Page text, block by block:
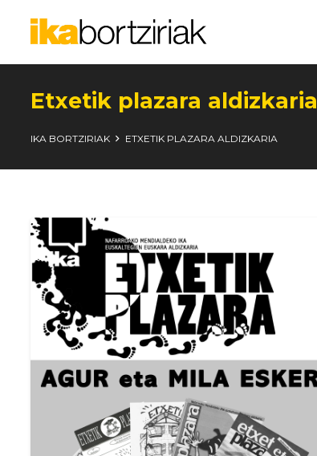
Etxetik plazara aldizkaria
IKA BORTZIRIAK ETXETIK PLAZARA ALDIZKARIA